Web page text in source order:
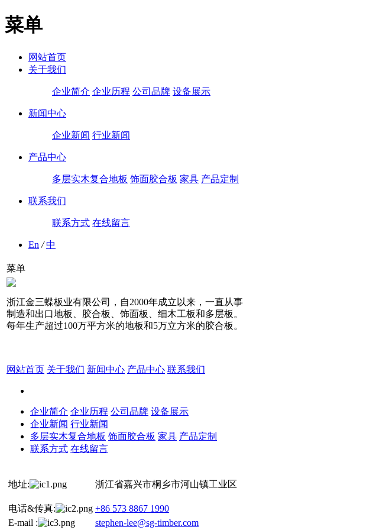
菜单
网站首页
关于我们
企业简介 企业历程 公司品牌 设备展示
新闻中心
企业新闻 行业新闻
产品中心
多层实木复合地板 饰面胶合板 家具 产品定制
联系我们
联系方式 在线留言
En /中
菜单
浙江金三蝶板业有限公司，自2000年成立以来，一直从事
制造和出口地板、胶合板、饰面板、细木工板和多层板。
每年生产超过100万平方米的地板和5万立方米的胶合板。
网站首页 关于我们 新闻中心 产品中心 联系我们
企业简介 企业历程 公司品牌 设备展示
企业新闻 行业新闻
多层实木复合地板 饰面胶合板 家具 产品定制
联系方式 在线留言
地址: 浙江省嘉兴市桐乡市河山镇工业区
电话&传真:
+86 573 8867 1990
E-mail :
stephen-lee@sg-timber.com